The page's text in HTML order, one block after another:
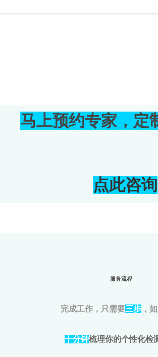
马上预约专家，定
点此咨询
服务流程
完成工作，只需要三步 ，
十分钟梳理你的个性化检